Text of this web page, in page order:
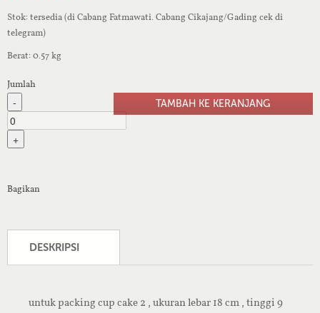
Stok: tersedia (di Cabang Fatmawati. Cabang Cikajang/Gading cek di
telegram)
Berat: 0.57 kg
Jumlah
-
+
Bagikan
DESKRIPSI
untuk packing cup cake 2 , ukuran lebar 18 cm , tinggi 9